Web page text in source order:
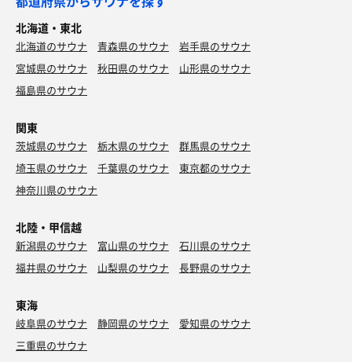
北海道・東北
北海道のサウナ 青森県のサウナ
岩手県のサウナ
宮城県のサウナ
秋田県のサウナ
山形県のサウナ
福島県のサウナ
関東
茨城県のサウナ 栃木県のサウナ
群馬県のサウナ
埼玉県のサウナ
千葉県のサウナ
東京都のサウナ
神奈川県のサウナ
北陸・甲信越
新潟県のサウナ 富山県のサウナ
石川県のサウナ
福井県のサウナ
山梨県のサウナ 長野県のサウナ
東海
岐阜県のサウナ 静岡県のサウナ
愛知県のサウナ
三重県のサウナ